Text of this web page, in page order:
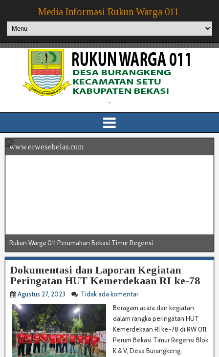
Media Informasi Rukun Warga 011
-
www.erwesebelas.com
Rukun Warga 011 Perumahan Bekasi Timur Regensi
www.erwesebelas.com
Rukun Warga 011 Perumahan Bekasi Timur Regensi
Dokumentasi dan Laporan Kegiatan
Peringatan HUT Kemerdekaan RI ke-78
Agustus 27, 2023
Tidak ada komentar
Beragam acara dan kegiatan
dalam rangka peringatan HUT
Kemerdekaan RI ke-78 di RW 011,
Perum Bekasi Timur Regensi Blok
K & V, Desa Burangkeng,